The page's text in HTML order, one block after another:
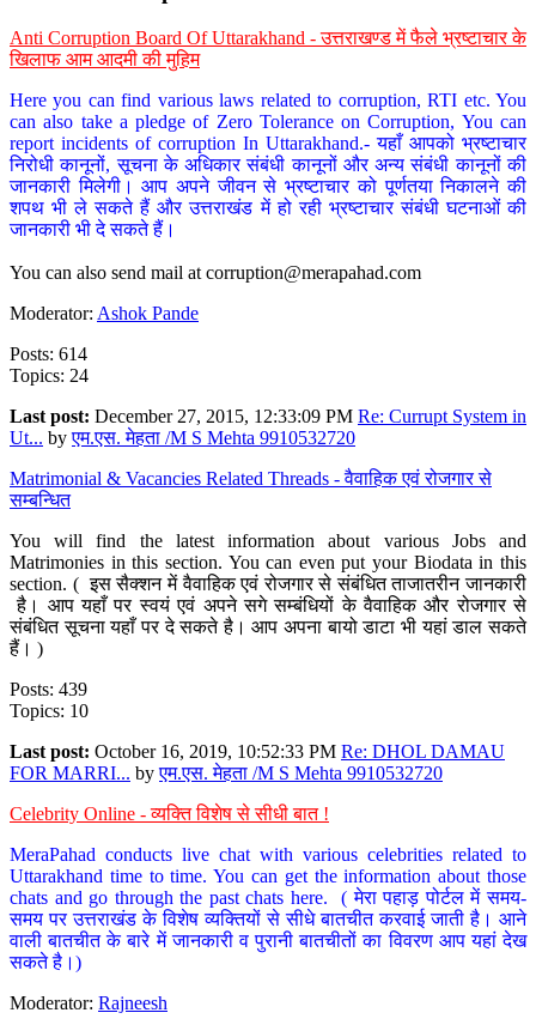
Anti Corruption Board Of Uttarakhand - उत्तराखण्ड में फैले भ्रष्टाचार के
खिलाफ आम आदमी की मुहिम
Here you can find various laws related to corruption, RTI etc. You
can also take a pledge of Zero Tolerance on Corruption, You can
report incidents of corruption In Uttarakhand.- यहाँ आपको भ्रष्टाचार
निरोधी कानूनों, सूचना के अधिकार संबंधी कानूनों और अन्य संबंधी कानूनों की
जानकारी मिलेगी। आप अपने जीवन से भ्रष्टाचार को पूर्णतया निकालने की
शपथ भी ले सकते हैं और उत्तराखंड में हो रही भ्रष्टाचार संबंधी घटनाओं की
जानकारी भी दे सकते हैं।
You can also send mail at corruption@merapahad.com
Moderator: Ashok Pande
Posts: 614
Topics: 24
Last post: December 27, 2015, 12:33:09 PM Re: Currupt System in
Ut... byएम.एस. मेहता /M S Mehta 9910532720
Matrimonial & Vacancies Related Threads - वैवाहिक एवं रोजगार से
सम्बन्धित
You will find the latest information about various Jobs and
Matrimonies in this section. You can even put your Biodata in this
section. ( इस सैक्शन में वैवाहिक एवं रोजगार से संबंधित ताजातरीन जानकारी
है। आप यहाँ पर स्वयं एवं अपने सगे सम्बंधियों के वैवाहिक और रोजगार से
संबंधित सूचना यहाँ पर दे सकते है। आप अपना बायो डाटा भी यहां डाल सकते
हैं। )
Posts: 439
Topics: 10
Last post: October 16, 2019, 10:52:33 PM Re: DHOL DAMAU
FOR MARRI... byएम.एस. मेहता /M S Mehta 9910532720
Celebrity Online - व्यक्ति विशेष से सीधी बात !
MeraPahad conducts live chat with various celebrities related to
Uttarakhand time to time. You can get the information about those
chats and go through the past chats here. ( मेरा पहाड़ पोर्टल में समय-
समय पर उत्तराखंड के विशेष व्यक्तियों से सीधे बातचीत करवाई जाती है। आने
वाली बातचीत के बारे में जानकारी व पुरानी बातचीतों का विवरण आप यहां देख
सकते है।)
Moderator: Rajneesh